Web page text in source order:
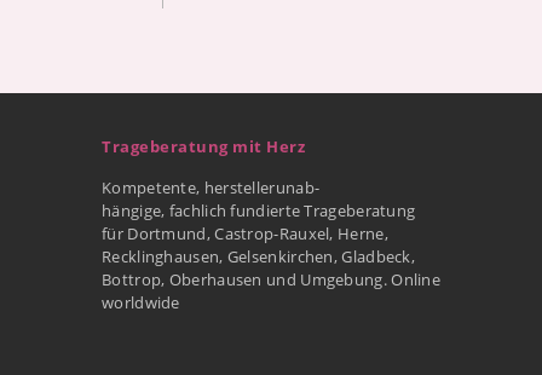
Trageberatung mit Herz
Kompetente, herstellerunab-
hängige, fachlich fundierte Trageberatung
für Dortmund, Castrop-Rauxel, Herne,
Recklinghausen, Gelsenkirchen, Gladbeck,
Bottrop, Oberhausen und Umgebung. Online
worldwide